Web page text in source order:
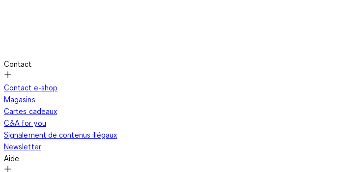
Contact
Contact e-shop
Magasins
Cartes cadeaux
C&A for you
Signalement de contenus illégaux
Newsletter
Aide